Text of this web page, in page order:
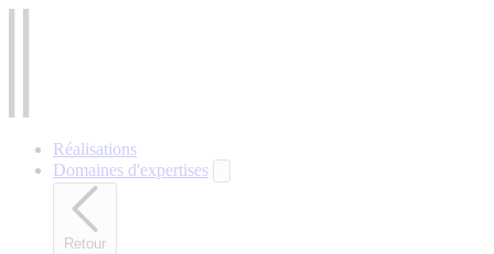
Réalisations
Domaines d'expertises
Retour